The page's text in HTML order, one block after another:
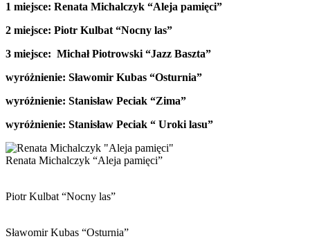
1 miejsce: Renata Michalczyk “Aleja pamięci”
2 miejsce: Piotr Kulbat “Nocny las”
3 miejsce: Michał Piotrowski “Jazz Baszta”
wyróżnienie: Sławomir Kubas “Osturnia”
wyróżnienie: Stanisław Peciak “Zima”
wyróżnienie: Stanisław Peciak “ Uroki lasu”
Renata Michalczyk “Aleja pamięci”
Piotr Kulbat “Nocny las”
Sławomir Kubas “Osturnia”